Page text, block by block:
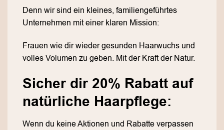
Denn wir sind ein kleines, familiengeführtes
Unternehmen mit einer klaren Mission:
Frauen wie dir wieder gesunden Haarwuchs und
volles Volumen zu geben. Mit der Kraft der Natur.
Sicher dir 20% Rabatt auf
natürliche Haarpflege:
Wenn du keine Aktionen und Rabatte verpassen